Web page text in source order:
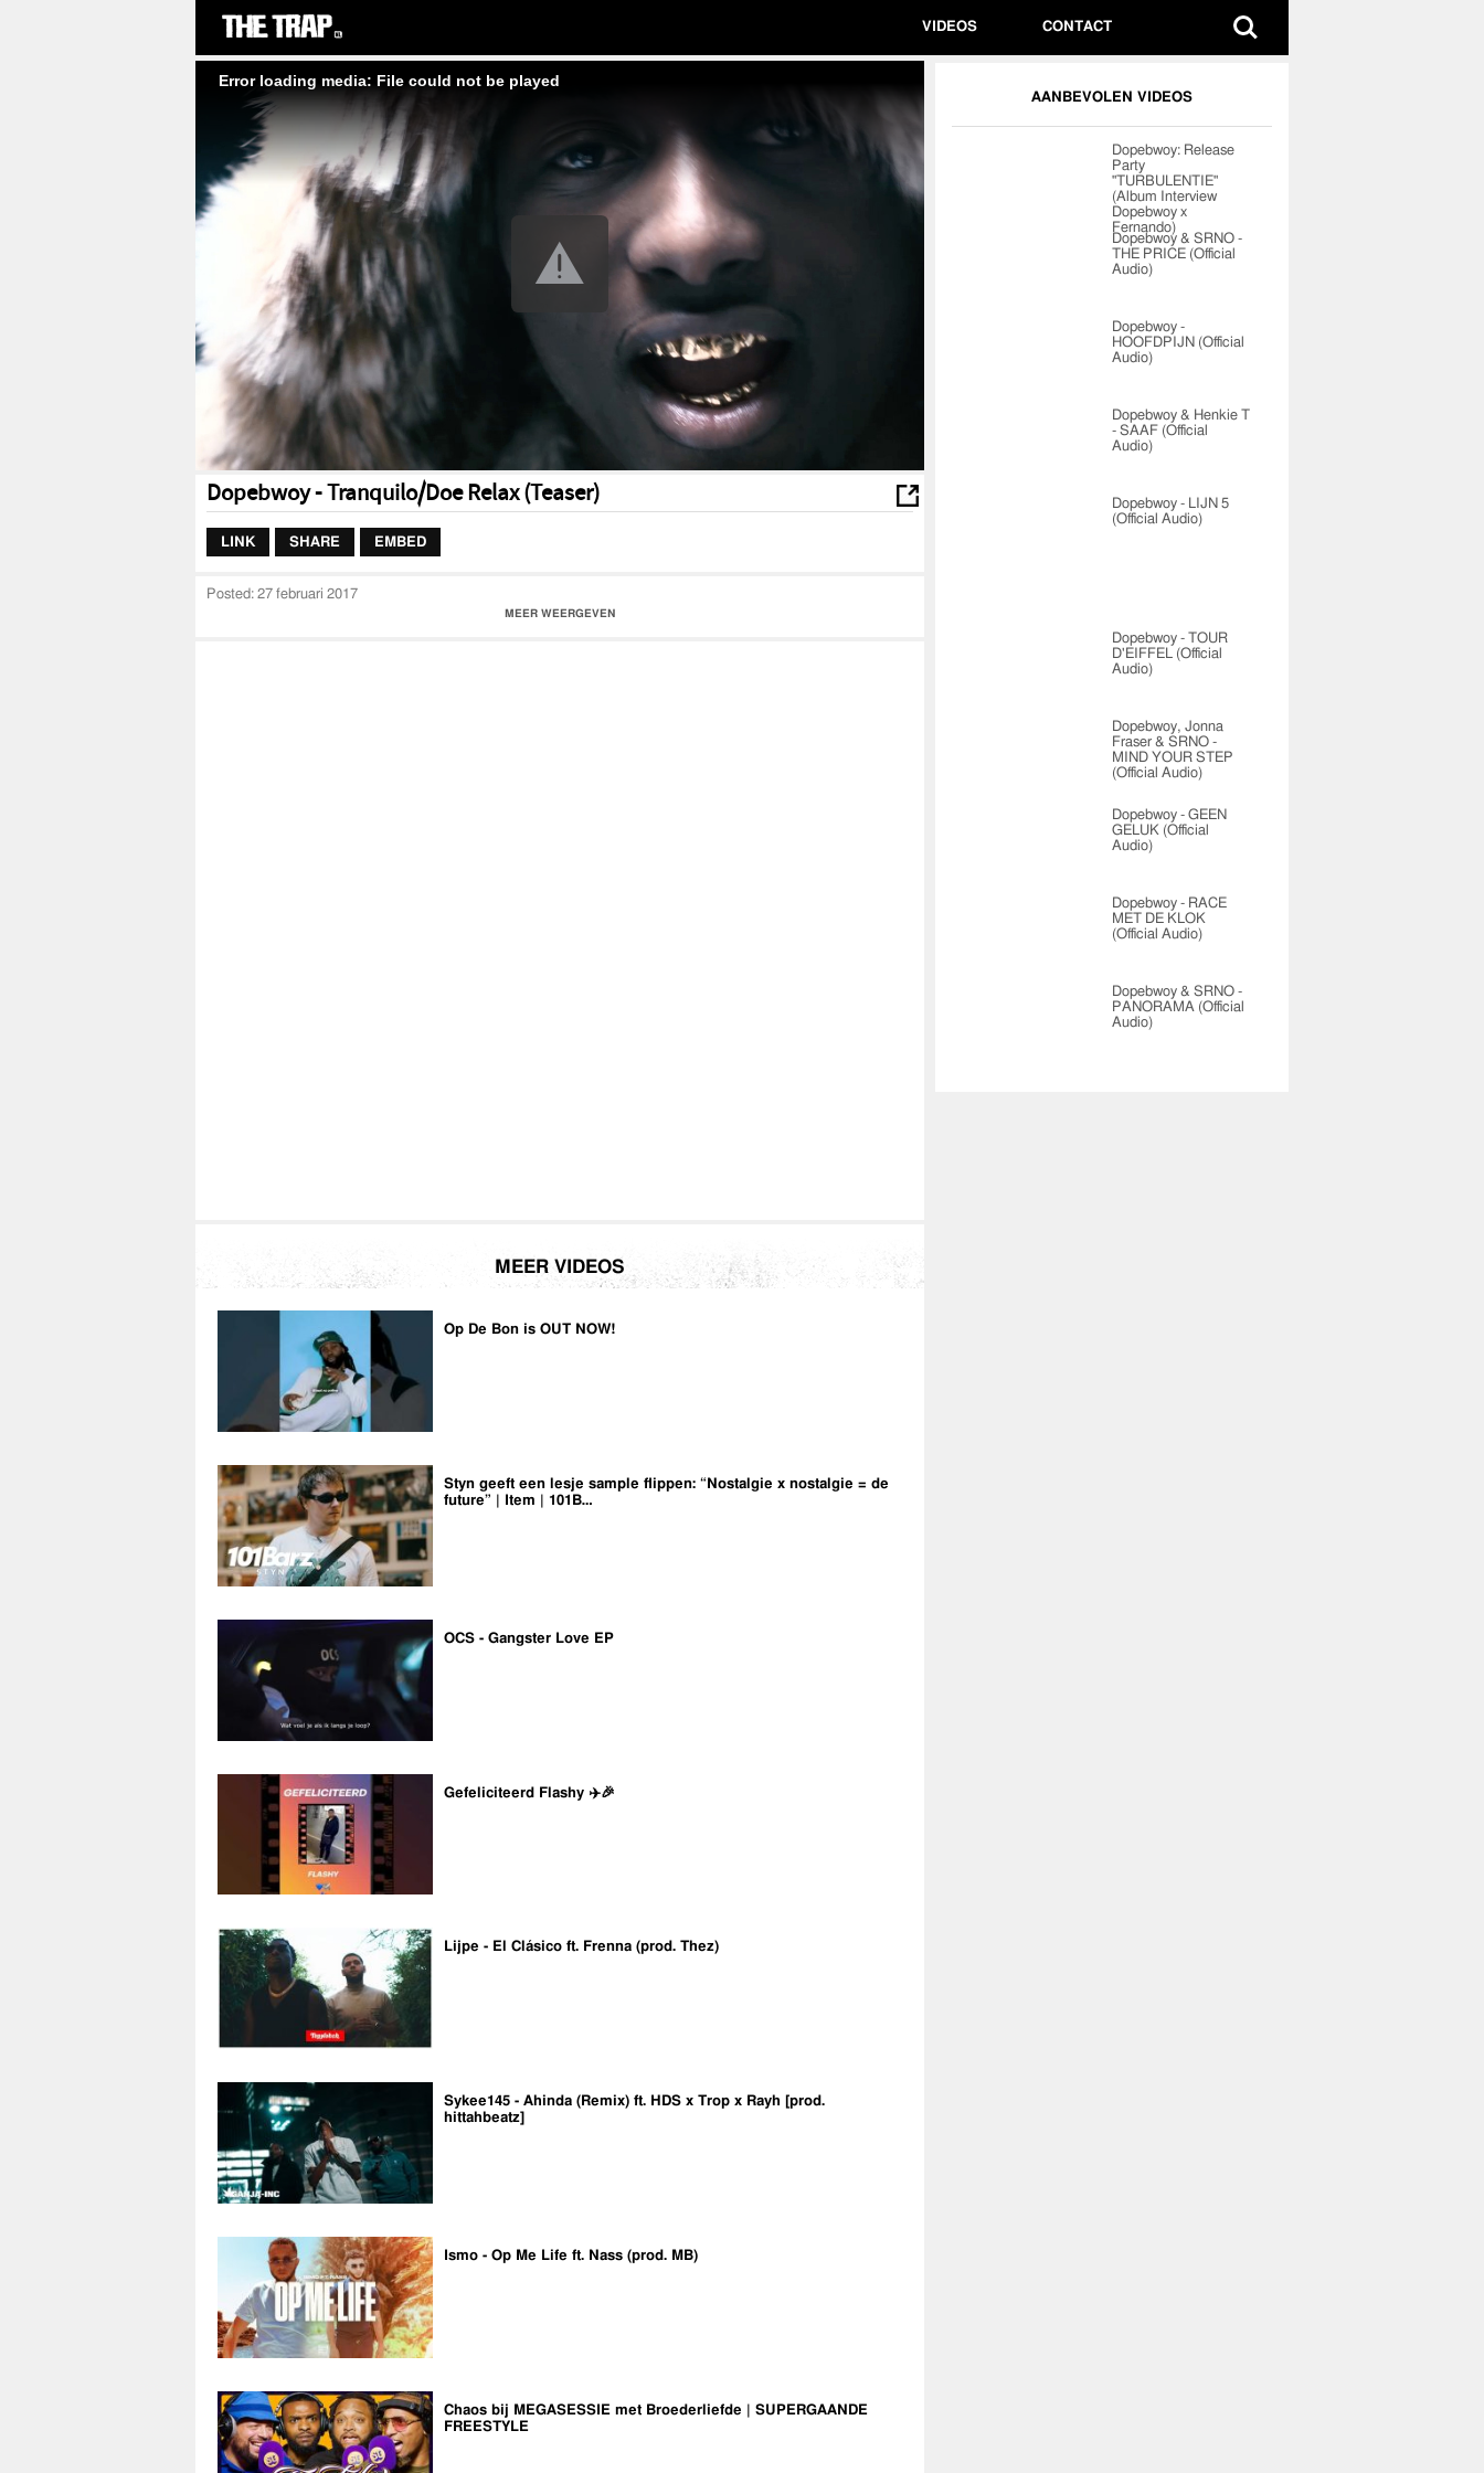
VIDEOS CONTACT
Error loading media: File could not be played
AANBEVOLEN VIDEOS
Dopebwoy: Release
Party
"TURBULENTIE"
(Album Interview
Dopebwoy x
Fernando)
Dopebwoy & SRNO -
THE PRICE (Official
Audio)
Dopebwoy -
HOOFDPIJN (Official
Audio)
Dopebwoy & Henkie T
- SAAF (Official
Audio)
Dopebwoy - LIJN 5
(Official Audio)
Dopebwoy - TOUR
D'EIFFEL (Official
Audio)
Dopebwoy, Jonna
Fraser & SRNO -
MIND YOUR STEP
(Official Audio)
Dopebwoy - GEEN
GELUK (Official
Audio)
Dopebwoy - RACE
MET DE KLOK
(Official Audio)
Dopebwoy & SRNO -
PANORAMA (Official
Audio)
Dopebwoy - Tranquilo/Doe Relax (Teaser)
LINK SHARE EMBED
Posted: 27 februari 2017
Bekijk de 'Tranquilo/Doe Relax' teaser van DopebwoyMEER WEERGEVEN
MEER VIDEOS
Op De Bon is OUT NOW!
Styn geeft een lesje sample flippen: “Nostalgie x nostalgie = de
future” | Item | 101B…
OCS - Gangster Love EP
Gefeliciteerd Flashy ✈️🎉
Lijpe - El Clásico ft. Frenna (prod. Thez)
Sykee145 - Ahinda (Remix) ft. HDS x Trop x Rayh [prod.
hittahbeatz]
Ismo - Op Me Life ft. Nass (prod. MB)
Chaos bij MEGASESSIE met Broederliefde | SUPERGAANDE
FREESTYLE